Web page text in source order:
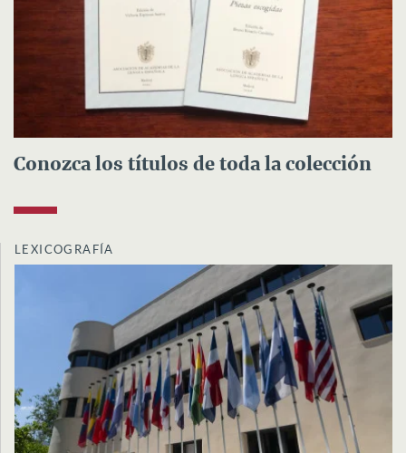
Conozca los títulos de toda la colección
LEXICOGRAFÍA